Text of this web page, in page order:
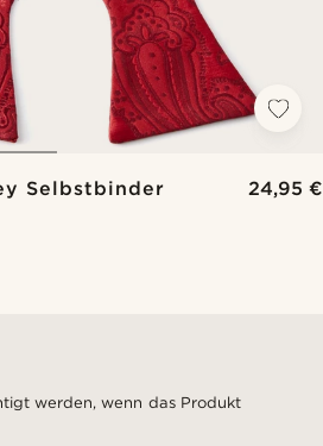
Selbstbinder
24,95 €
werden, wenn das Produkt